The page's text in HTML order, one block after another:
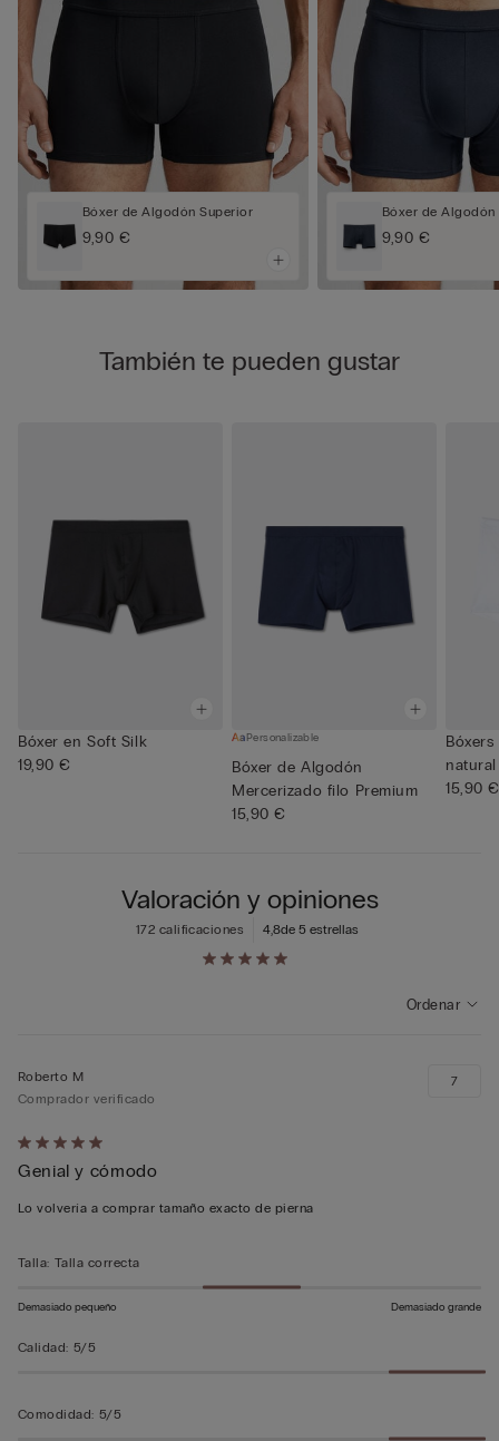
Bóxer de Algodón Superior
9,90 €
Bóxer de Algodón
9,90 €
También te pueden gustar
Bóxer en Soft Silk
19,90 €
Personalizable
Bóxer de Algodón
Mercerizado filo Premium
15,90 €
natural
15,90 €
Valoración y opiniones
4,8de 5 estrellas
172 calificaciones
Ordenar
Calificación
de
5
5
Roberto M
Comprador verificado
Genial y cómodo
Lo volvería a comprar tamaño exacto de pierna
7
Talla: Talla correcta
Demasiado pequeño Demasiado grande
Calidad: 5/5
Comodidad: 5/5